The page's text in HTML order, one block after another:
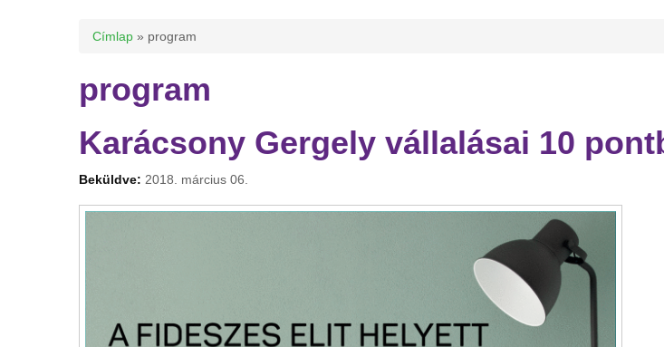
Jelenlegi hely
Címlap » program
program
Karácsony Gergely vállalásai 10
Beküldve: 2018. március 06.